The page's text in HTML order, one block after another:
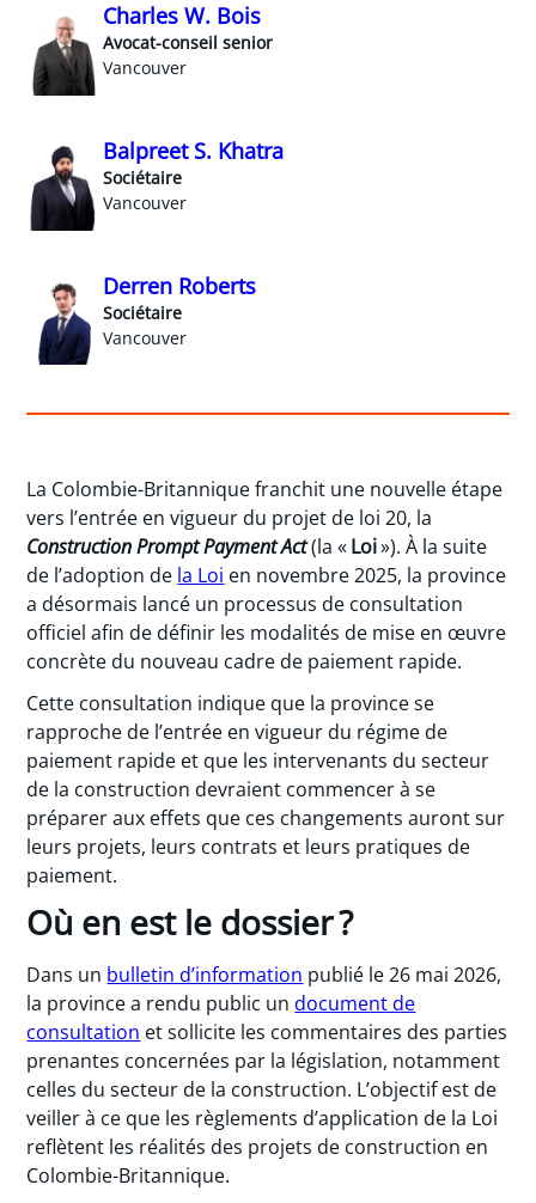
Charles W. Bois
Avocat-conseil senior
Vancouver
Balpreet S. Khatra
Sociétaire
Vancouver
Derren Roberts
Sociétaire
Vancouver
La Colombie-Britannique franchit une nouvelle étape
vers l’entrée en vigueur du projet de loi 20, la
Construction Prompt Payment Act(la «Loi»). À la suite
de l’adoption de la Loi en novembre 2025, la province
a désormais lancé un processus de consultation
officiel afin de définir les modalités de mise en œuvre
concrète du nouveau cadre de paiement rapide.
Cette consultation indique que la province se
rapproche de l’entrée en vigueur du régime de
paiement rapide et que les intervenants du secteur
de la construction devraient commencer à se
préparer aux effets que ces changements auront sur
leurs projets, leurs contrats et leurs pratiques de
paiement.
Où en est le dossier ?
Dans un bulletin d’information publié le 26 mai 2026,
la province a rendu public undocument de
consultation et sollicite les commentaires des parties
prenantes concernées par la législation, notamment
celles du secteur de la construction. L’objectif est de
veiller à ce que les règlements d’application de la Loi
reflètent les réalités des projets de construction en
Colombie-Britannique.